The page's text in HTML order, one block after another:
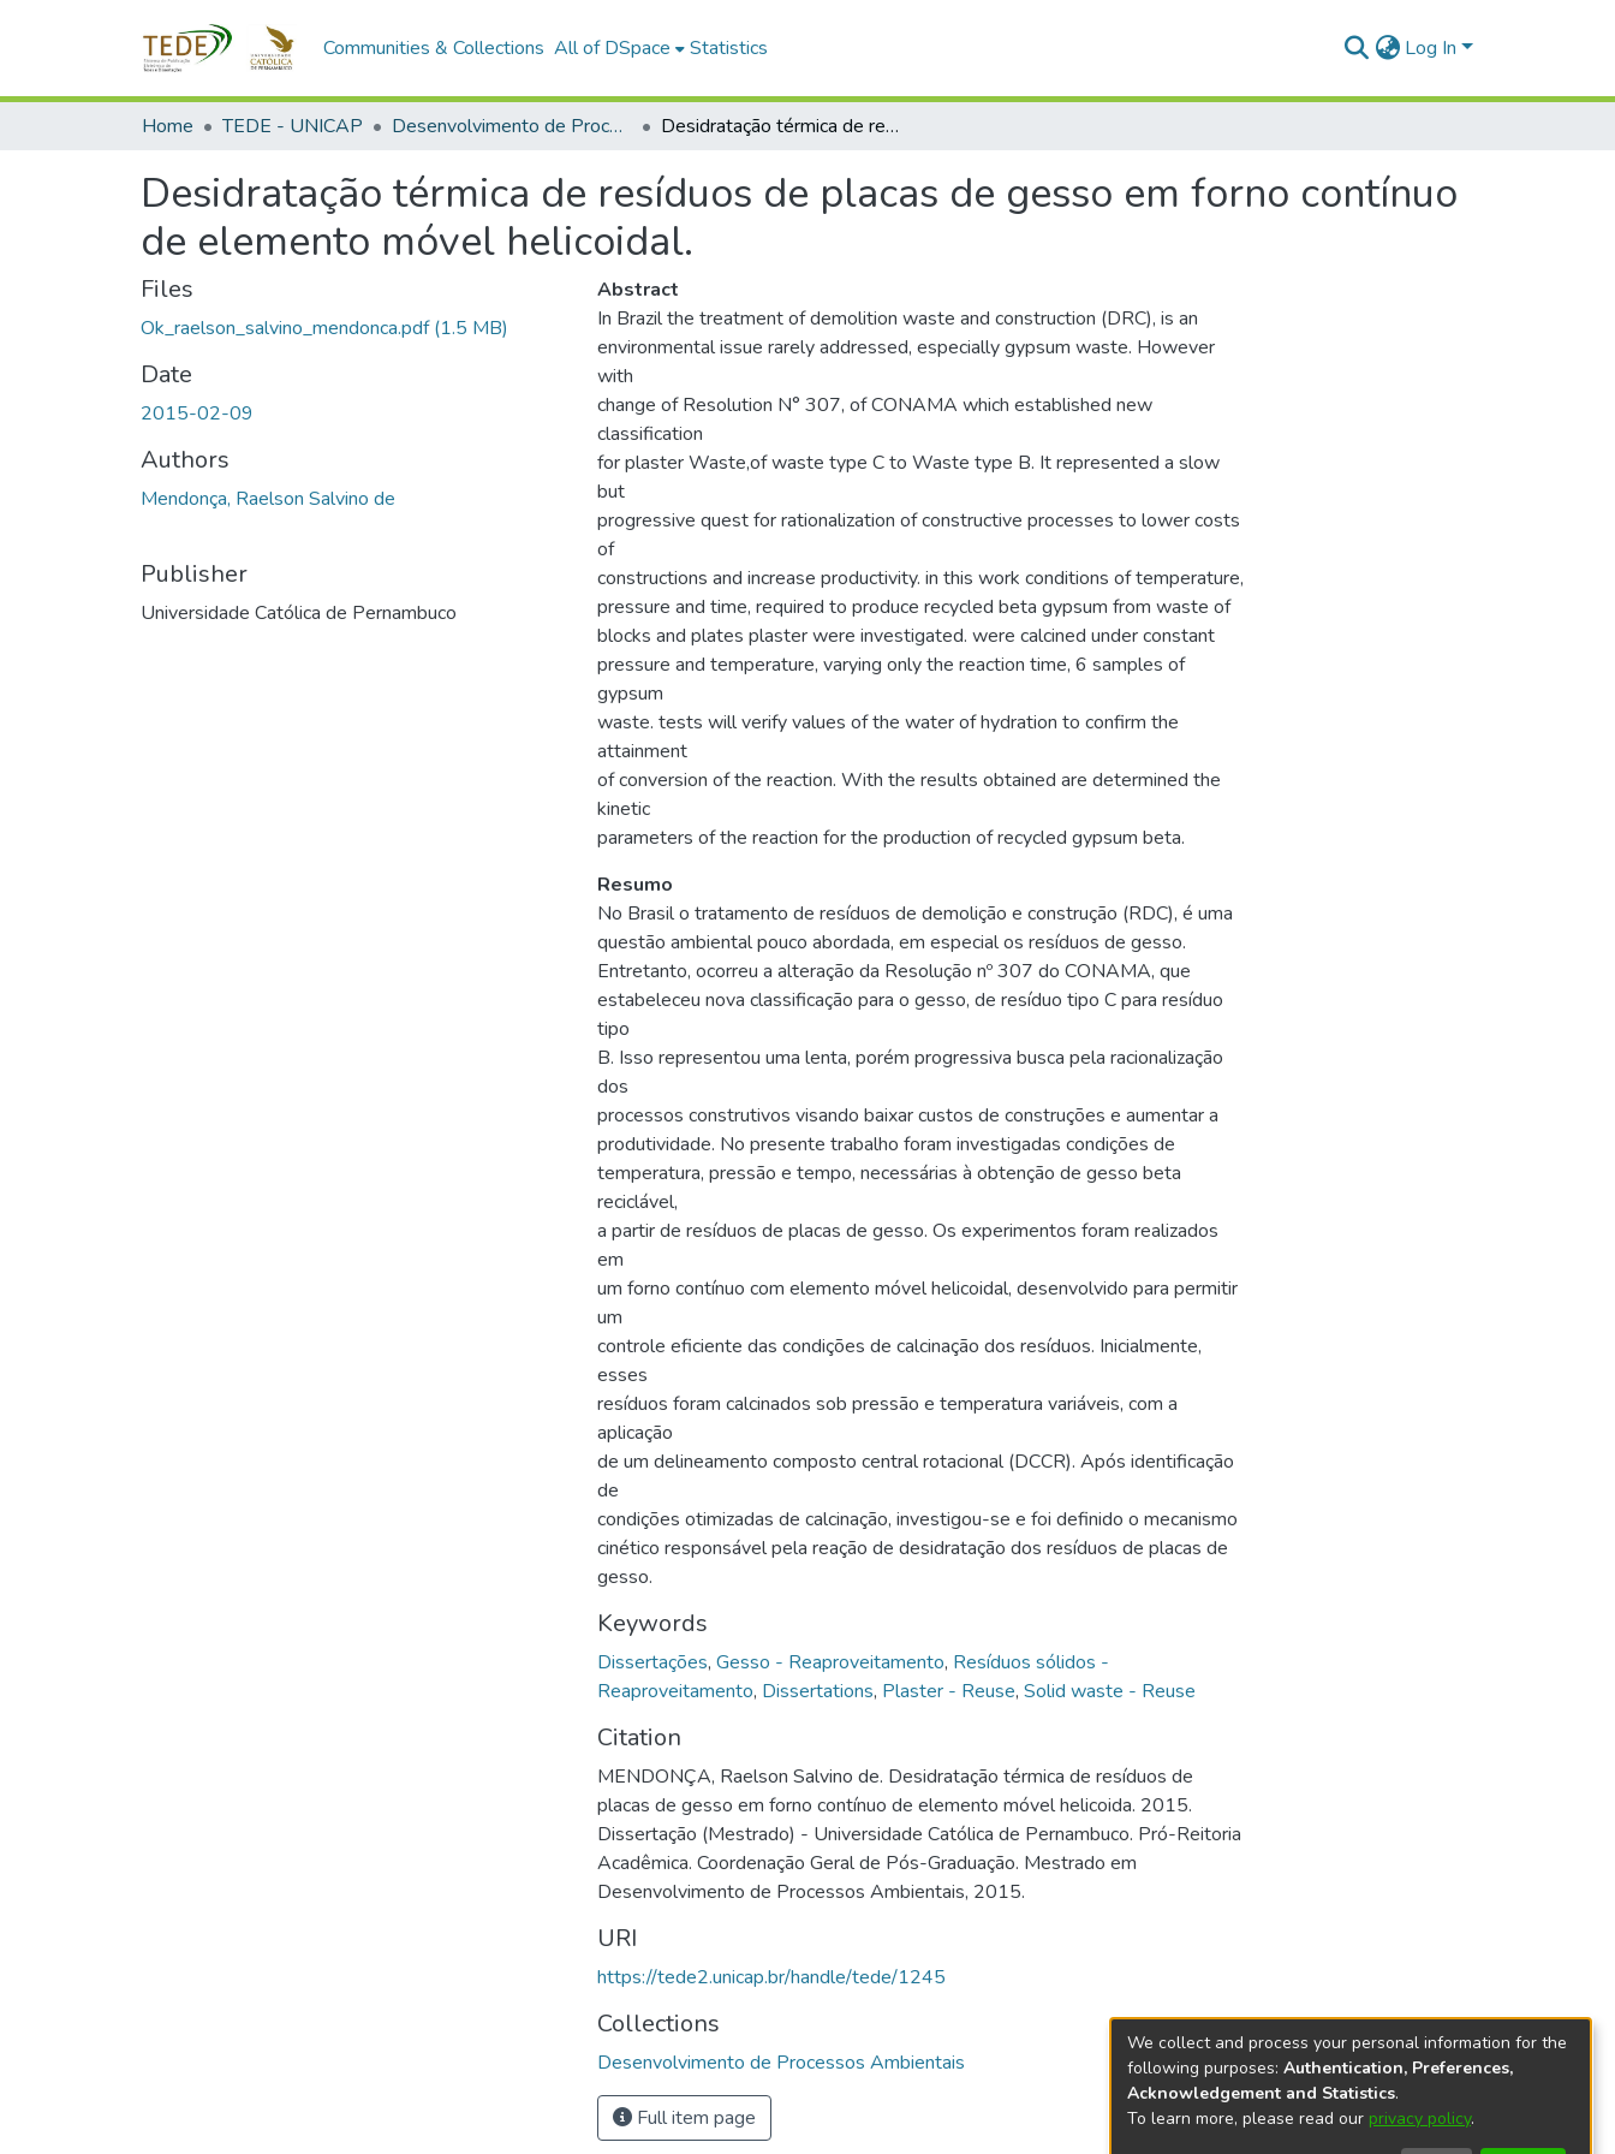
Communities & Collections All of DSpace Statistics Log In
Home TEDE - UNICAP Desenvolvimento de Processos Ambientais Desidratação térmica de resíduos de placas de gesso em forno contínuo de elemento móvel helicoidal.
Desidratação térmica de resíduos de placas de gesso em forno contínuo
de elemento móvel helicoidal.
Files
Ok_raelson_salvino_mendonca.pdf(1.5 MB)
Date
2015-02-09
Authors
Mendonça, Raelson Salvino de
Publisher
Universidade Católica de Pernambuco
Abstract
In Brazil the treatment of demolition waste and construction (DRC), is an
environmental issue rarely addressed, especially gypsum waste. However
with
change of Resolution N° 307, of CONAMA which established new
classification
for plaster Waste,of waste type C to Waste type B. It represented a slow
but
progressive quest for rationalization of constructive processes to lower costs
of
constructions and increase productivity. in this work conditions of temperature,
pressure and time, required to produce recycled beta gypsum from waste of
blocks and plates plaster were investigated. were calcined under constant
pressure and temperature, varying only the reaction time, 6 samples of
gypsum
waste. tests will verify values of the water of hydration to confirm the
attainment
of conversion of the reaction. With the results obtained are determined the
kinetic
parameters of the reaction for the production of recycled gypsum beta.
Resumo
No Brasil o tratamento de resíduos de demolição e construção (RDC), é uma
questão ambiental pouco abordada, em especial os resíduos de gesso.
Entretanto, ocorreu a alteração da Resolução nº 307 do CONAMA, que
estabeleceu nova classificação para o gesso, de resíduo tipo C para resíduo
tipo
B. Isso representou uma lenta, porém progressiva busca pela racionalização
dos
processos construtivos visando baixar custos de construções e aumentar a
produtividade. No presente trabalho foram investigadas condições de
temperatura, pressão e tempo, necessárias à obtenção de gesso beta
reciclável,
a partir de resíduos de placas de gesso. Os experimentos foram realizados
em
um forno contínuo com elemento móvel helicoidal, desenvolvido para permitir
um
controle eficiente das condições de calcinação dos resíduos. Inicialmente,
esses
resíduos foram calcinados sob pressão e temperatura variáveis, com a
aplicação
de um delineamento composto central rotacional (DCCR). Após identificação
de
condições otimizadas de calcinação, investigou-se e foi definido o mecanismo
cinético responsável pela reação de desidratação dos resíduos de placas de
gesso.
Keywords
Dissertações, Gesso - Reaproveitamento, Resíduos sólidos -
Reaproveitamento, Dissertations, Plaster - Reuse, Solid waste - Reuse
Citation
MENDONÇA, Raelson Salvino de. Desidratação térmica de resíduos de
placas de gesso em forno contínuo de elemento móvel helicoida. 2015.
Dissertação (Mestrado) - Universidade Católica de Pernambuco. Pró-Reitoria
Acadêmica. Coordenação Geral de Pós-Graduação. Mestrado em
Desenvolvimento de Processos Ambientais, 2015.
URI
https://tede2.unicap.br/handle/tede/1245
Collections
Desenvolvimento de Processos Ambientais
Full item page
We collect and process your personal information for the
following purposes: Authentication, Preferences,
Acknowledgement and Statistics.
To learn more, please read our privacy policy.